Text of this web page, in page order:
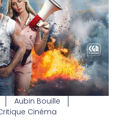
Aubin Bouille
Cinéma